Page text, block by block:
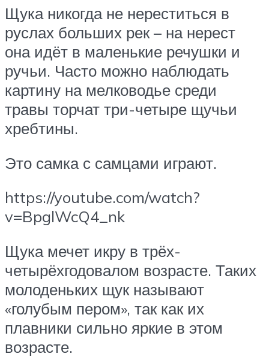
Щука никогда не нереститься в
руслах больших рек – на нерест
она идёт в маленькие речушки и
ручьи. Часто можно наблюдать
картину на мелководье среди
травы торчат три-четыре щучьи
хребтины.
Это самка с самцами играют.
https://youtube.com/watch?
v=BpglWcQ4_nk
Щука мечет икру в трёх-
четырёхгодовалом возрасте. Таких
молоденьких щук называют
«голубым пером», так как их
плавники сильно яркие в этом
возрасте.